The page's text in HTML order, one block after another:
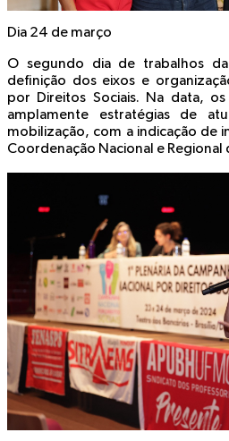
Dia 24 de março
O segundo dia de trabalhos
definição dos eixos e
por Direitos Sociais. Na data,
amplamente estratégias de
mobilização, com a indicação de
Coordenação Nacional e Regional